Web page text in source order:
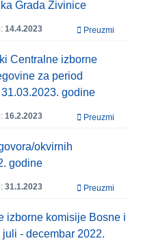
Grada Živinice
14.4.2023 Preuzmi
Centralne izborne
za period
godine
16.2.2023 Preuzmi
okvirnih
godine
31.1.2023 Preuzmi
izborne komisije Bosne i
- decembar 2022.